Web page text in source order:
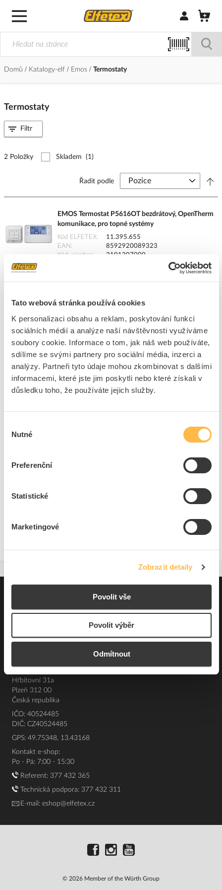
Tato webová stránka používá cookies
K personalizaci obsahu a reklam, poskytování funkcí
sociálních médií a analýze naší návštěvnosti využíváme
soubory cookie. Informace o tom, jak náš web používáte,
sdílíme se svými partnery pro sociální média, inzerci a
analýzy. Partneři tyto údaje mohou zkombinovat s dalšími
informacemi, které jste jim poskytli nebo které získali v
důsledku toho, že používáte jejich služby.
souhlasu
Nutné
Preferenční
Statistické
Marketingové
Zobrazit detaily
Povolit vše
Povolit výběr
Odmítnout
Přihlásit/
Domů Katalogy-elf Emos Termostaty
Termostaty
2 Položky Skladem (1)
Řadit podle
EMOS Termostat P5616OT bezdrátový, OpenTherm
komunikace, pro topné systémy
Kód ELFETEX
11.395.655
EAN
8592920089323
Kód výrobce
2101307000
Cena s DPH 2 452,52 Kč/ks
ks
Přidat k porovnání
2 ks
EMOS Termostat P5623 WIFI bezdrátový, pro topné
systémy
EAN
8592920080399
Přidat k porovnání
Zobrazit
Filtr
Souhrn podmínek
O nás
Hřbitovní 31a
Plzeň 312 00
Česká republika
IČO: 40524485
DIČ: CZ40524485
GPS: 49.75348, 13.43168
Kontakt e-shop:
Po - Pá: 7:00 - 15:30
Referent: 377 432 365
Technická podpora: 377 432 311
E-mail: eshop@elfetex.cz
© 2026 Member of the Würth Group